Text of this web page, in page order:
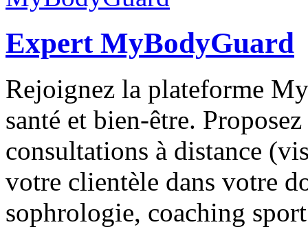
Expert MyBodyGuard
Rejoignez la plateforme
santé et bien-être.
consultations à distance
votre clientèle dans votre
sophrologie, coaching sport